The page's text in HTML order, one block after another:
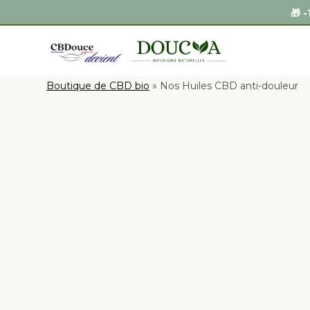
🎁
Boutique de CBD bio » Nos Huiles CBD anti-douleur